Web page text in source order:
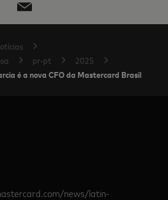
pr-pt
2025
é a nova CFO da Mastercard Brasil
news/latin-